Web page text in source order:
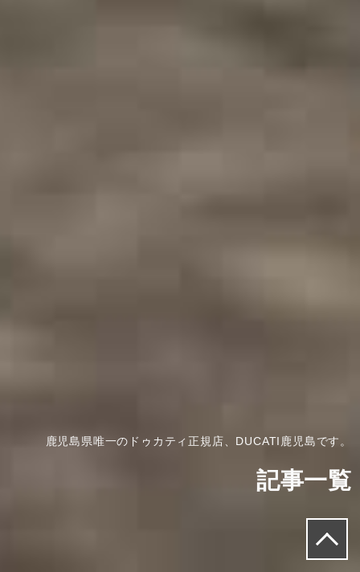
鹿児島県唯一のドゥカティ正規店、DUCATI鹿児島です。
記事一覧